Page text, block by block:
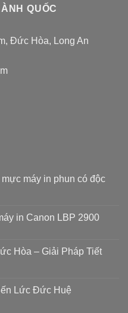
QUỐC
Đức Hòa, Long An
máy in phun có độc
in Canon LBP 2900
Hòa – Giải Pháp Tiết
Lức Đức Huệ